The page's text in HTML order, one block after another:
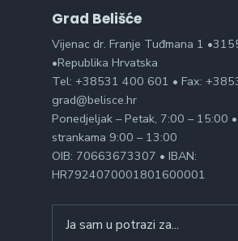
Grad Belišće
Vijenac dr. Franje Tuđmana 1
•Republika Hrvatska
Tel: +38531 400 601 • Fax:
grad@belisce.hr
Ponedjeljak – Petak, 7:00 – 15:00
strankama 9:00 – 13:00
OIB: 70663673307 • IBAN:
HR7924070001801600001
for: